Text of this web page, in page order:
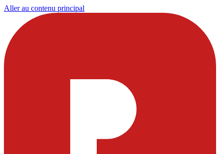
Aller au contenu principal